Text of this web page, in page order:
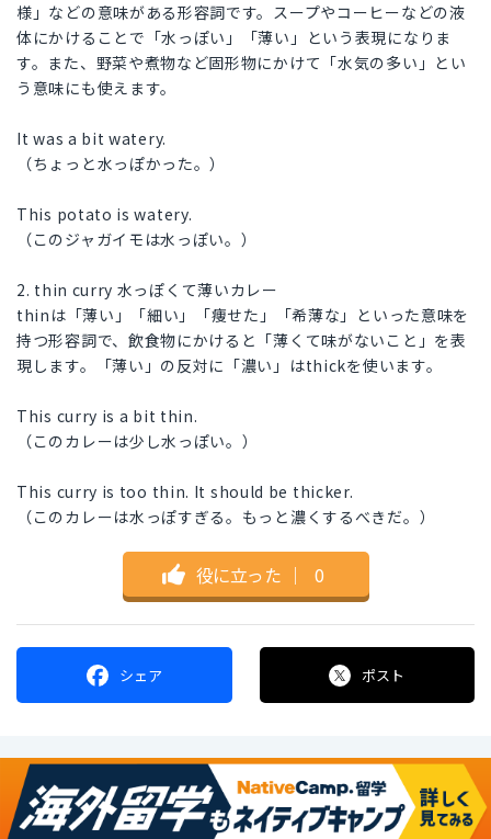
様」などの意味がある形容詞です。スープやコーヒーなどの液
体にかけることで「水っぽい」「薄い」という表現になりま
す。また、野菜や煮物など固形物にかけて「水気の多い」とい
う意味にも使えます。
It was a bit watery.
（ちょっと水っぽかった。）
This potato is watery.
（このジャガイモは水っぽい。）
2. thin curry 水っぽくて薄いカレー
thinは「薄い」「細い」「痩せた」「希薄な」といった意味を
持つ形容詞で、飲食物にかけると「薄くて味がないこと」を表
現します。「薄い」の反対に「濃い」はthickを使います。
This curry is a bit thin.
（このカレーは少し水っぽい。）
This curry is too thin. It should be thicker.
（このカレーは水っぽすぎる。もっと濃くするべきだ。）
役に立った ｜ 0
シェア ポスト